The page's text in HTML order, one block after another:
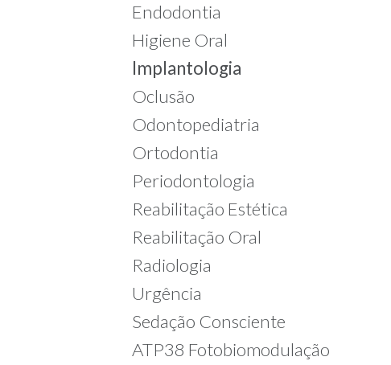
Endodontia
Higiene Oral
Implantologia
Oclusão
Odontopediatria
Ortodontia
Periodontologia
Reabilitação Estética
Reabilitação Oral
Radiologia
Urgência
Sedação Consciente
ATP38 Fotobiomodulação